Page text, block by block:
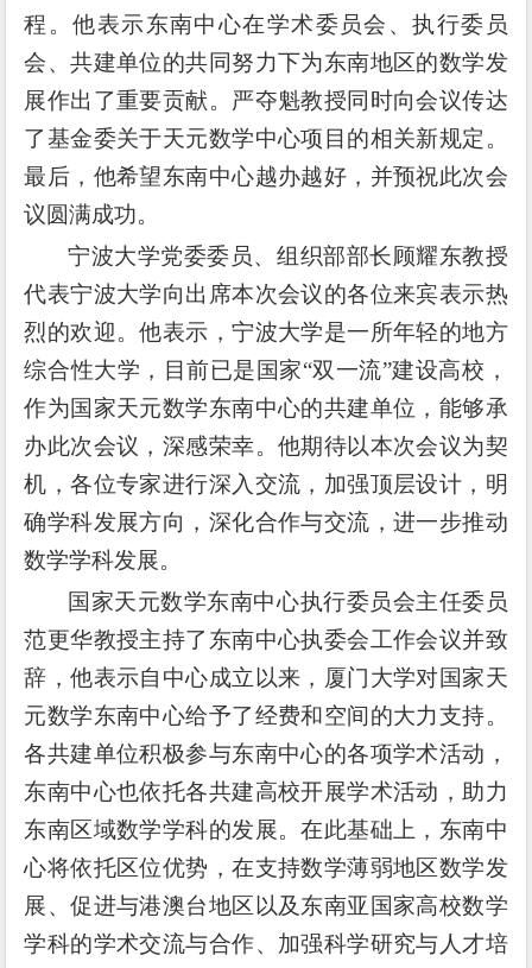
程。他表示东南中心在学术委员会、执行委员
会、共建单位的共同努力下为东南地区的数学发
展作出了重要贡献。严夺魁教授同时向会议传达
了基金委关于天元数学中心项目的相关新规定。
最后，他希望东南中心越办越好，并预祝此次会
议圆满成功。
宁波大学党委委员、组织部部长顾耀东教授
代表宁波大学向出席本次会议的各位来宾表示热
烈的欢迎。他表示，宁波大学是一所年轻的地方
综合性大学，目前已是国家“双一流”建设高校，
作为国家天元数学东南中心的共建单位，能够承
办此次会议，深感荣幸。他期待以本次会议为契
机，各位专家进行深入交流，加强顶层设计，明
确学科发展方向，深化合作与交流，进一步推动
数学学科发展。
国家天元数学东南中心执行委员会主任委员
范更华教授主持了东南中心执委会工作会议并致
辞，他表示自中心成立以来，厦门大学对国家天
元数学东南中心给予了经费和空间的大力支持。
各共建单位积极参与东南中心的各项学术活动，
东南中心也依托各共建高校开展学术活动，助力
东南区域数学学科的发展。在此基础上，东南中
心将依托区位优势，在支持数学薄弱地区数学发
展、促进与港澳台地区以及东南亚国家高校数学
学科的学术交流与合作、加强科学研究与人才培